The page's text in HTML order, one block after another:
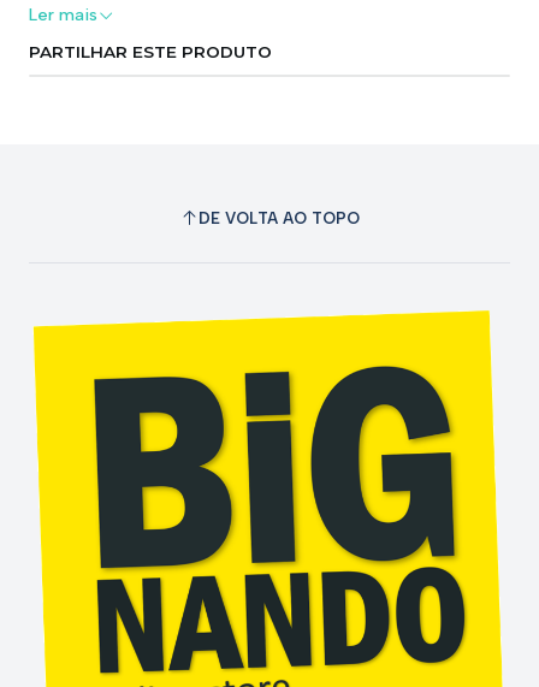
Cor: Cinza e preto
1 x caixa de bloqueio
Ler mais
PARTILHAR ESTE PRODUTO
DE VOLTA AO TOPO